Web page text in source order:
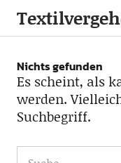
Nichts gefunden
Es scheint, als
werden.
Suchbegriff.